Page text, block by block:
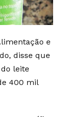
e
disse que
leite
400 mil